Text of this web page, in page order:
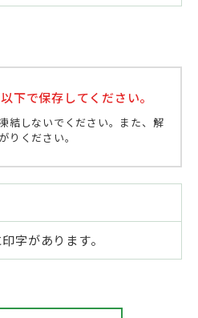
で保存してください。
結しないでください。また、解
りください。
字があります。